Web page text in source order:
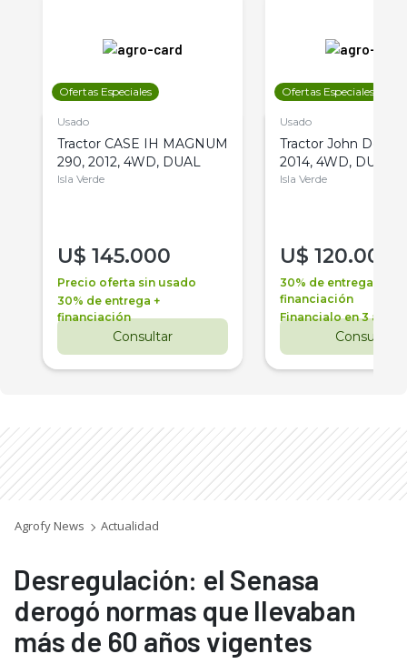
Ofertas Especiales
Usado
Tractor CASE IH MAGNUM
290, 2012, 4WD, DUAL
Isla Verde
U$ 145.000
Precio oferta sin usado
30% de entrega +
financiación
Consultar
Ofertas Especiales
Usado
Tractor John Deere
2014, 4WD, DUAL
Isla Verde
U$ 120.000
30% de entrega +
financiación
Financialo en 3 años
Consultar
Agrofy News Actualidad
Desregulación: el Senasa
derogó normas que llevaban
más de 60 años vigentes